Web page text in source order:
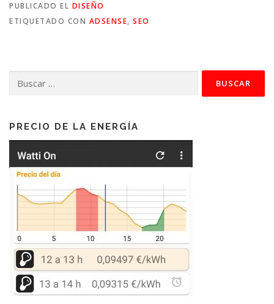
PUBLICADO EL DISEÑO
ETIQUETADO CON ADSENSE, SEO
PRECIO DE LA ENERGÍA